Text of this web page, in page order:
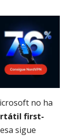
no ha
first-
sigue